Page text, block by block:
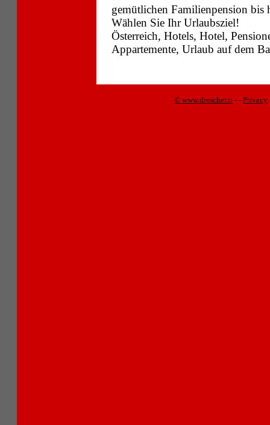
gemütlichen Familienpension
Wählen Sie Ihr Urlaubsziel!
Österreich, Hotels, Hotel,
Appartemente, Urlaub auf dem
© www.drescher.it - - Privacy